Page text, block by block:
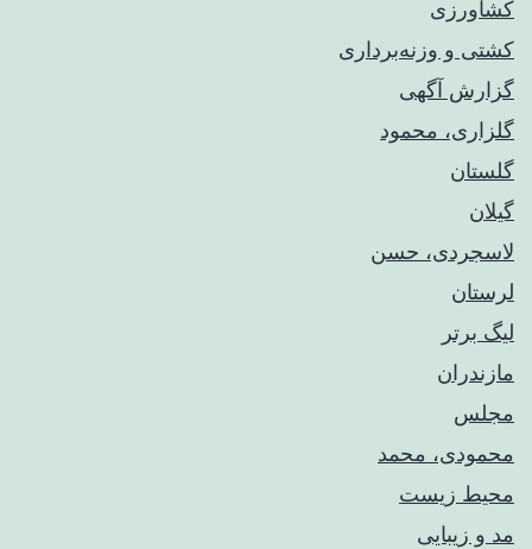
کشاورزی
کشتی و وزنه‌برداری
گزارش آگهی
گلزاری، محمود
گلستان
گیلان
لاسجردی، حسن
لرستان
لیگ برتر
مازندران
مجلس
محمودی، محمد
محیط زیست
مد و زیبایی